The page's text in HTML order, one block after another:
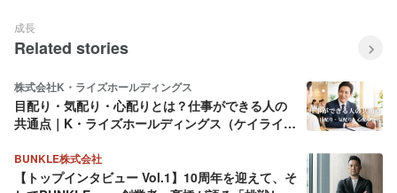
成長
Related stories
株式会社K・ライズホールディングス
目配り・気配り・心配りとは？仕事ができる人の
共通点｜K・ライズホールディングス（ケイライ
BUNKLE株式会社
【トップインタビュー Vol.1】10周年を迎えて、そ